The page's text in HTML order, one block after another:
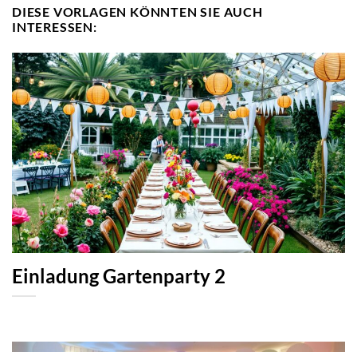
DIESE VORLAGEN KÖNNTEN SIE AUCH
INTERESSEN:
Einladung Gartenparty 2